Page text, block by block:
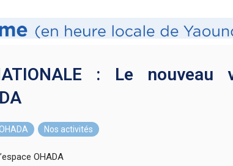
Le nouveau visage de l’immunité d’exécution dans l’espace
: Le
Nos activités
OHADA